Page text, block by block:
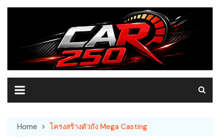
Skip
Home โครงสร้างตัวถัง Mega Casting